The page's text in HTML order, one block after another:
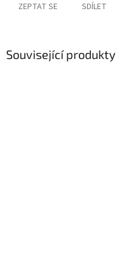
ZEPTAT SE SDÍLET
Související produkty